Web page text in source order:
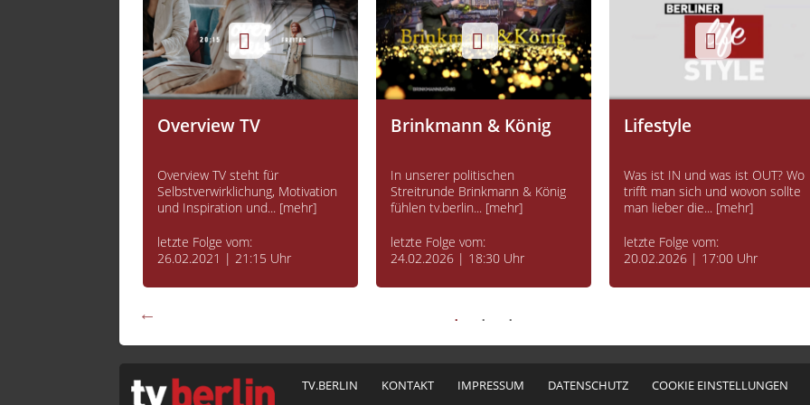
Overview TV
Overview TV steht für
Selbstverwirklichung, Motivation
und Inspiration und... [mehr]
letzte Folge vom:
26.02.2021 | 21:15 Uhr
Brinkmann & König
In unserer politischen
Streitrunde Brinkmann & König
fühlen tv.berlin... [mehr]
letzte Folge vom:
24.02.2026 | 18:30 Uhr
Lifestyle
Was ist IN und was ist OUT? Wo
trifft man sich und wovon sollte
man lieber die... [mehr]
letzte Folge vom:
20.02.2026 | 17:00 Uhr
TV.BERLIN KONTAKT IMPRESSUM DATENSCHUTZ COOKIE EINSTELLUNGEN